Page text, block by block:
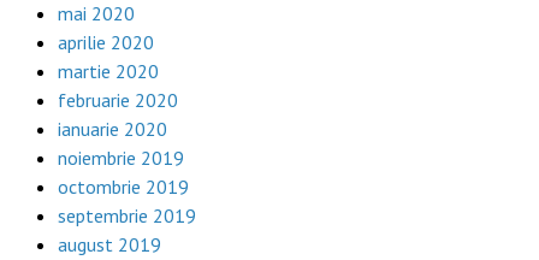
mai 2020
aprilie 2020
martie 2020
februarie 2020
ianuarie 2020
noiembrie 2019
octombrie 2019
septembrie 2019
august 2019